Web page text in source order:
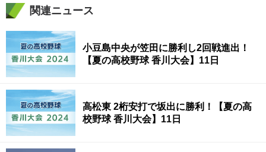
関連ニュース
小豆島中央が笠田に勝利し2回戦進出！
【夏の高校野球 香川大会】11日
高松東 2桁安打で坂出に勝利！【夏の高
校野球 香川大会】11日